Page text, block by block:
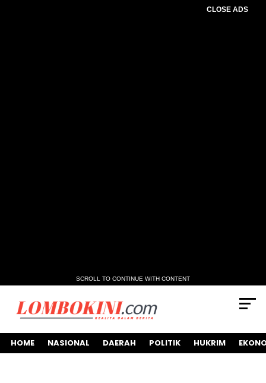
CLOSE ADS
SCROLL TO CONTINUE WITH CONTENT
HOME NASIONAL DAERAH POLITIK HUKRIM